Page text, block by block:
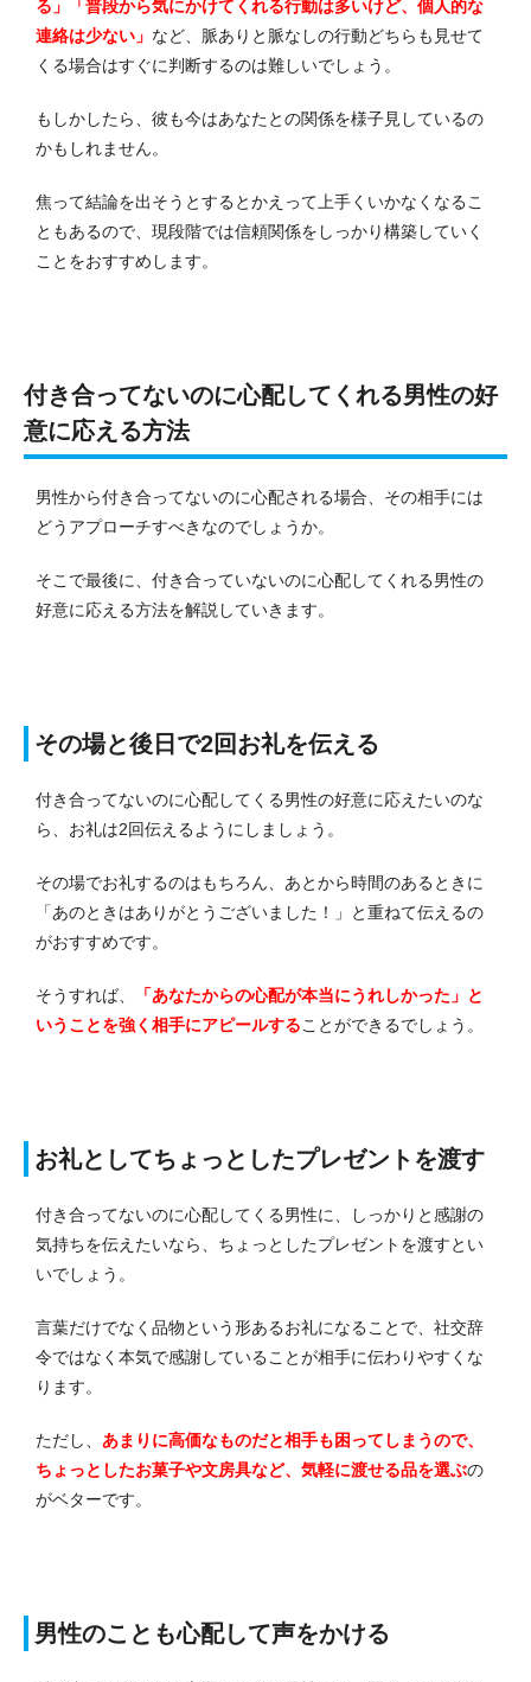
る」「普段から気にかけてくれる行動は多いけど、個人的な
連絡は少ない」 など、脈ありと脈なしの行動どちらも見せて
くる場合はすぐに判断するのは難しいでしょう。
もしかしたら、彼も今はあなたとの関係を様子見しているの
かもしれません。
焦って結論を出そうとするとかえって上手くいかなくなるこ
ともあるので、現段階では信頼関係をしっかり構築していく
ことをおすすめします。
付き合ってないのに心配してくれる男性の好
意に応える方法
男性から付き合ってないのに心配される場合、その相手には
どうアプローチすべきなのでしょうか。
そこで最後に、付き合っていないのに心配してくれる男性の
好意に応える方法を解説していきます。
その場と後日で2回お礼を伝える
付き合ってないのに心配してくる男性の好意に応えたいのな
ら、お礼は2回伝えるようにしましょう。
その場でお礼するのはもちろん、あとから時間のあるときに
「あのときはありがとうございました！」と重ねて伝えるの
がおすすめです。
そうすれば、
「あなたからの心配が本当にうれしかった」と
いうことを強く相手にアピールすることができるでしょう。
お礼としてちょっとしたプレゼントを渡す
付き合ってないのに心配してくる男性に、しっかりと感謝の
気持ちを伝えたいなら、ちょっとしたプレゼントを渡すとい
いでしょう。
言葉だけでなく品物という形あるお礼になることで、社交辞
令ではなく本気で感謝していることが相手に伝わりやすくな
ります。
ただし、 あまりに高価なものだと相手も困ってしまうので、
ちょっとしたお菓子や文房具など、気軽に渡せる品を選ぶの
がベターです。
男性のことも心配して声をかける